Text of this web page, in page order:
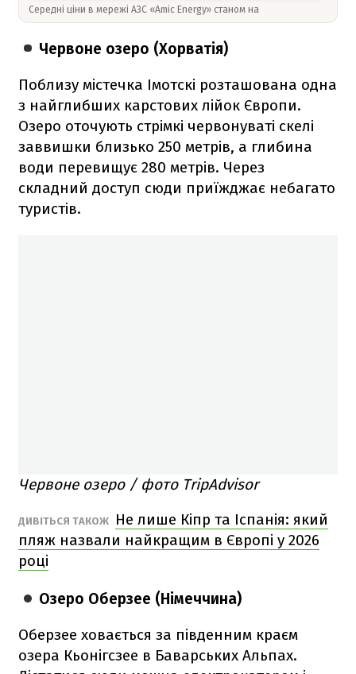
Середні ціни в мережі АЗС «Amic Energy» станом на
Червоне озеро (Хорватія)
Поблизу містечка Імотскі розташована одна
з найглибших карстових лійок Європи.
Озеро оточують стрімкі червонуваті скелі
заввишки близько 250 метрів, а глибина
води перевищує 280 метрів. Через
складний доступ сюди приїжджає небагато
туристів.
Червоне озеро / фото TripAdvisor
ДИВІТЬСЯ ТАКОЖ
Не лише Кіпр та Іспанія: який
пляж назвали найкращим в Європі у 2026
році
Озеро Оберзее (Німеччина)
Оберзее ховається за південним краєм
озера Кьонігсзее в Баварських Альпах.